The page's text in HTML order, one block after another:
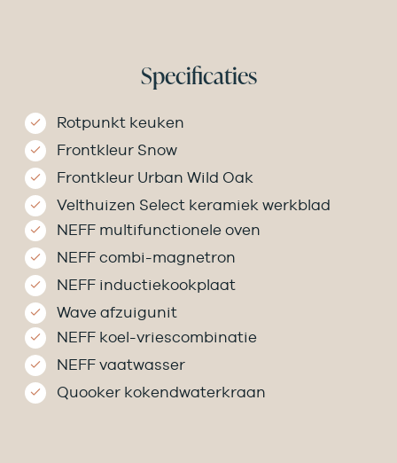
Specificaties
Rotpunkt keuken
Frontkleur Snow
Frontkleur Urban Wild Oak
Velthuizen Select keramiek werkblad
NEFF multifunctionele oven
NEFF combi-magnetron
NEFF inductiekookplaat
Wave afzuigunit
NEFF koel-vriescombinatie
NEFF vaatwasser
Quooker kokendwaterkraan